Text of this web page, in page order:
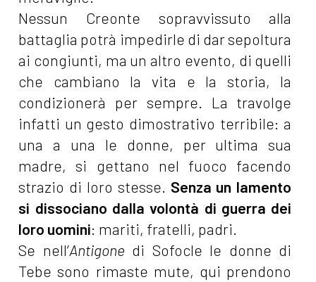
Nessun Creonte sopravvissuto alla
battaglia potrà impedirle di dar sepoltura
ai congiunti, ma un altro evento, di quelli
che cambiano la vita e la storia, la
condizionerà per sempre. La travolge
infatti un gesto dimostrativo terribile: a
una a una le donne, per ultima sua
madre, si gettano nel fuoco facendo
strazio di loro stesse. Senza un lamento
si dissociano dalla volontà di guerra dei
loro uomini: mariti, fratelli, padri.
Se nell’Antigone di Sofocle le donne di
Tebe sono rimaste mute, qui prendono